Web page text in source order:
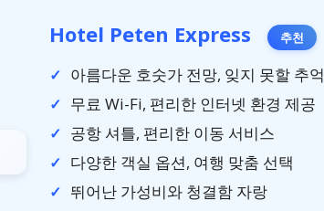
Hotel Peten Express 추천
아름다운 호숫가 전망, 잊지 못할 추억
무료 Wi-Fi, 편리한 인터넷 환경 제공
공항 셔틀, 편리한 이동 서비스
다양한 객실 옵션, 여행 맞춤 선택
뛰어난 가성비와 청결함 자랑